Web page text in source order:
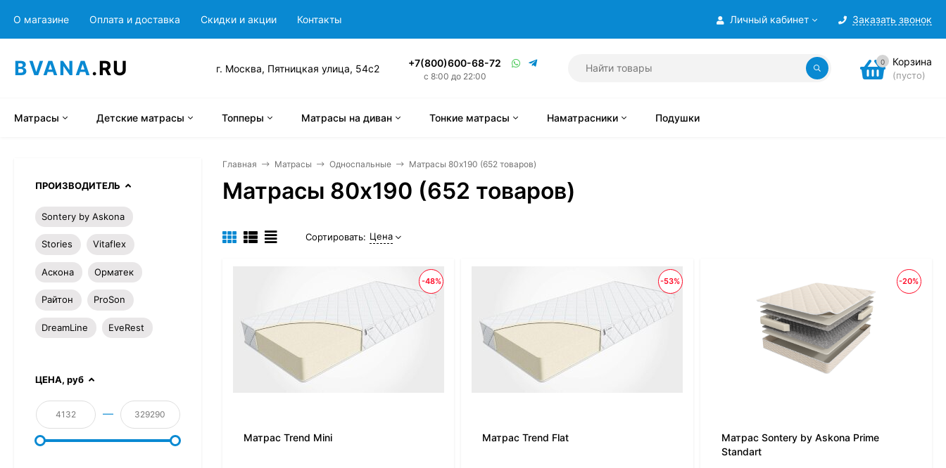
Личный кабинет Заказать звонок
О магазине Оплата и доставка Скидки и акции Контакты
BVANA.RU г. Москва, Пятницкая улица, 54с2 +7(800)600-68-72
с 8:00 до 22:00
0 Корзина
(пусто)
Матрасы Детские матрасы Топперы Матрасы на диван Тонкие матрасы Наматрасники Подушки
Главная Матрасы Односпальные Матрасы 80x190 (652 товаров)
Матрасы 80x190 (652 товаров)
Сортировать: Цена
-48%
Матрас Trend Mini
-53%
Матрас Trend Flat
-20%
Матрас Sontery by Askona Prime
Standart
ПРОИЗВОДИТЕЛЬ
Sontery by Askona
Stories Vitaflex
Аскона Орматек
Райтон ProSon
DreamLine EveRest
ЦЕНА, руб
—